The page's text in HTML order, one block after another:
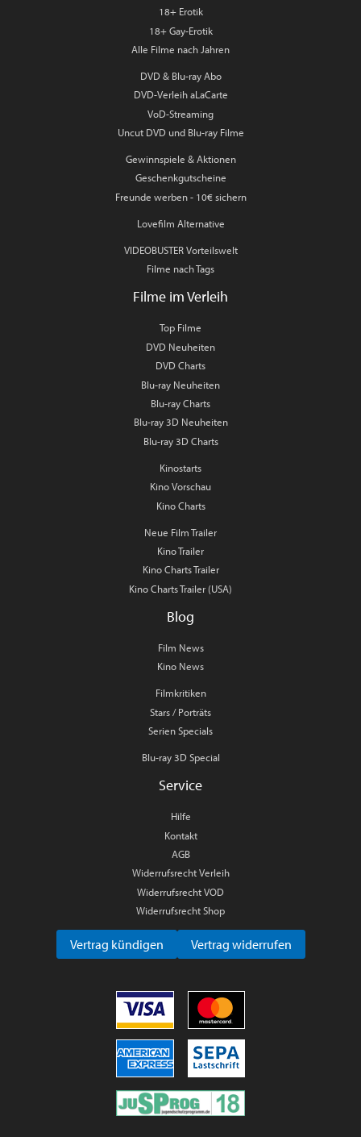
18+ Erotik
18+ Gay-Erotik
Alle Filme nach Jahren
DVD & Blu-ray Abo
DVD-Verleih aLaCarte
VoD-Streaming
Uncut DVD und Blu-ray Filme
Gewinnspiele & Aktionen
Geschenkgutscheine
Freunde werben - 10€ sichern
Lovefilm Alternative
VIDEOBUSTER Vorteilswelt
Filme nach Tags
Filme im Verleih
Top Filme
DVD Neuheiten
DVD Charts
Blu-ray Neuheiten
Blu-ray Charts
Blu-ray 3D Neuheiten
Blu-ray 3D Charts
Kinostarts
Kino Vorschau
Kino Charts
Neue Film Trailer
Kino Trailer
Kino Charts Trailer
Kino Charts Trailer (USA)
Blog
Film News
Kino News
Filmkritiken
Stars / Porträts
Serien Specials
Blu-ray 3D Special
Service
Hilfe
Kontakt
AGB
Widerrufsrecht Verleih
Widerrufsrecht VOD
Widerrufsrecht Shop
Vertrag kündigen Vertrag widerrufen